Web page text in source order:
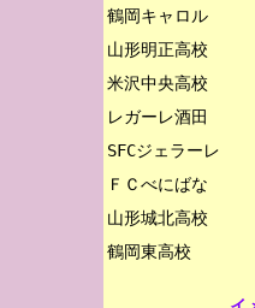
鶴岡キャロル
山形明正高校
米沢中央高校
レガーレ酒田
SFCジェラーレ
ＦＣべにばな
山形城北高校